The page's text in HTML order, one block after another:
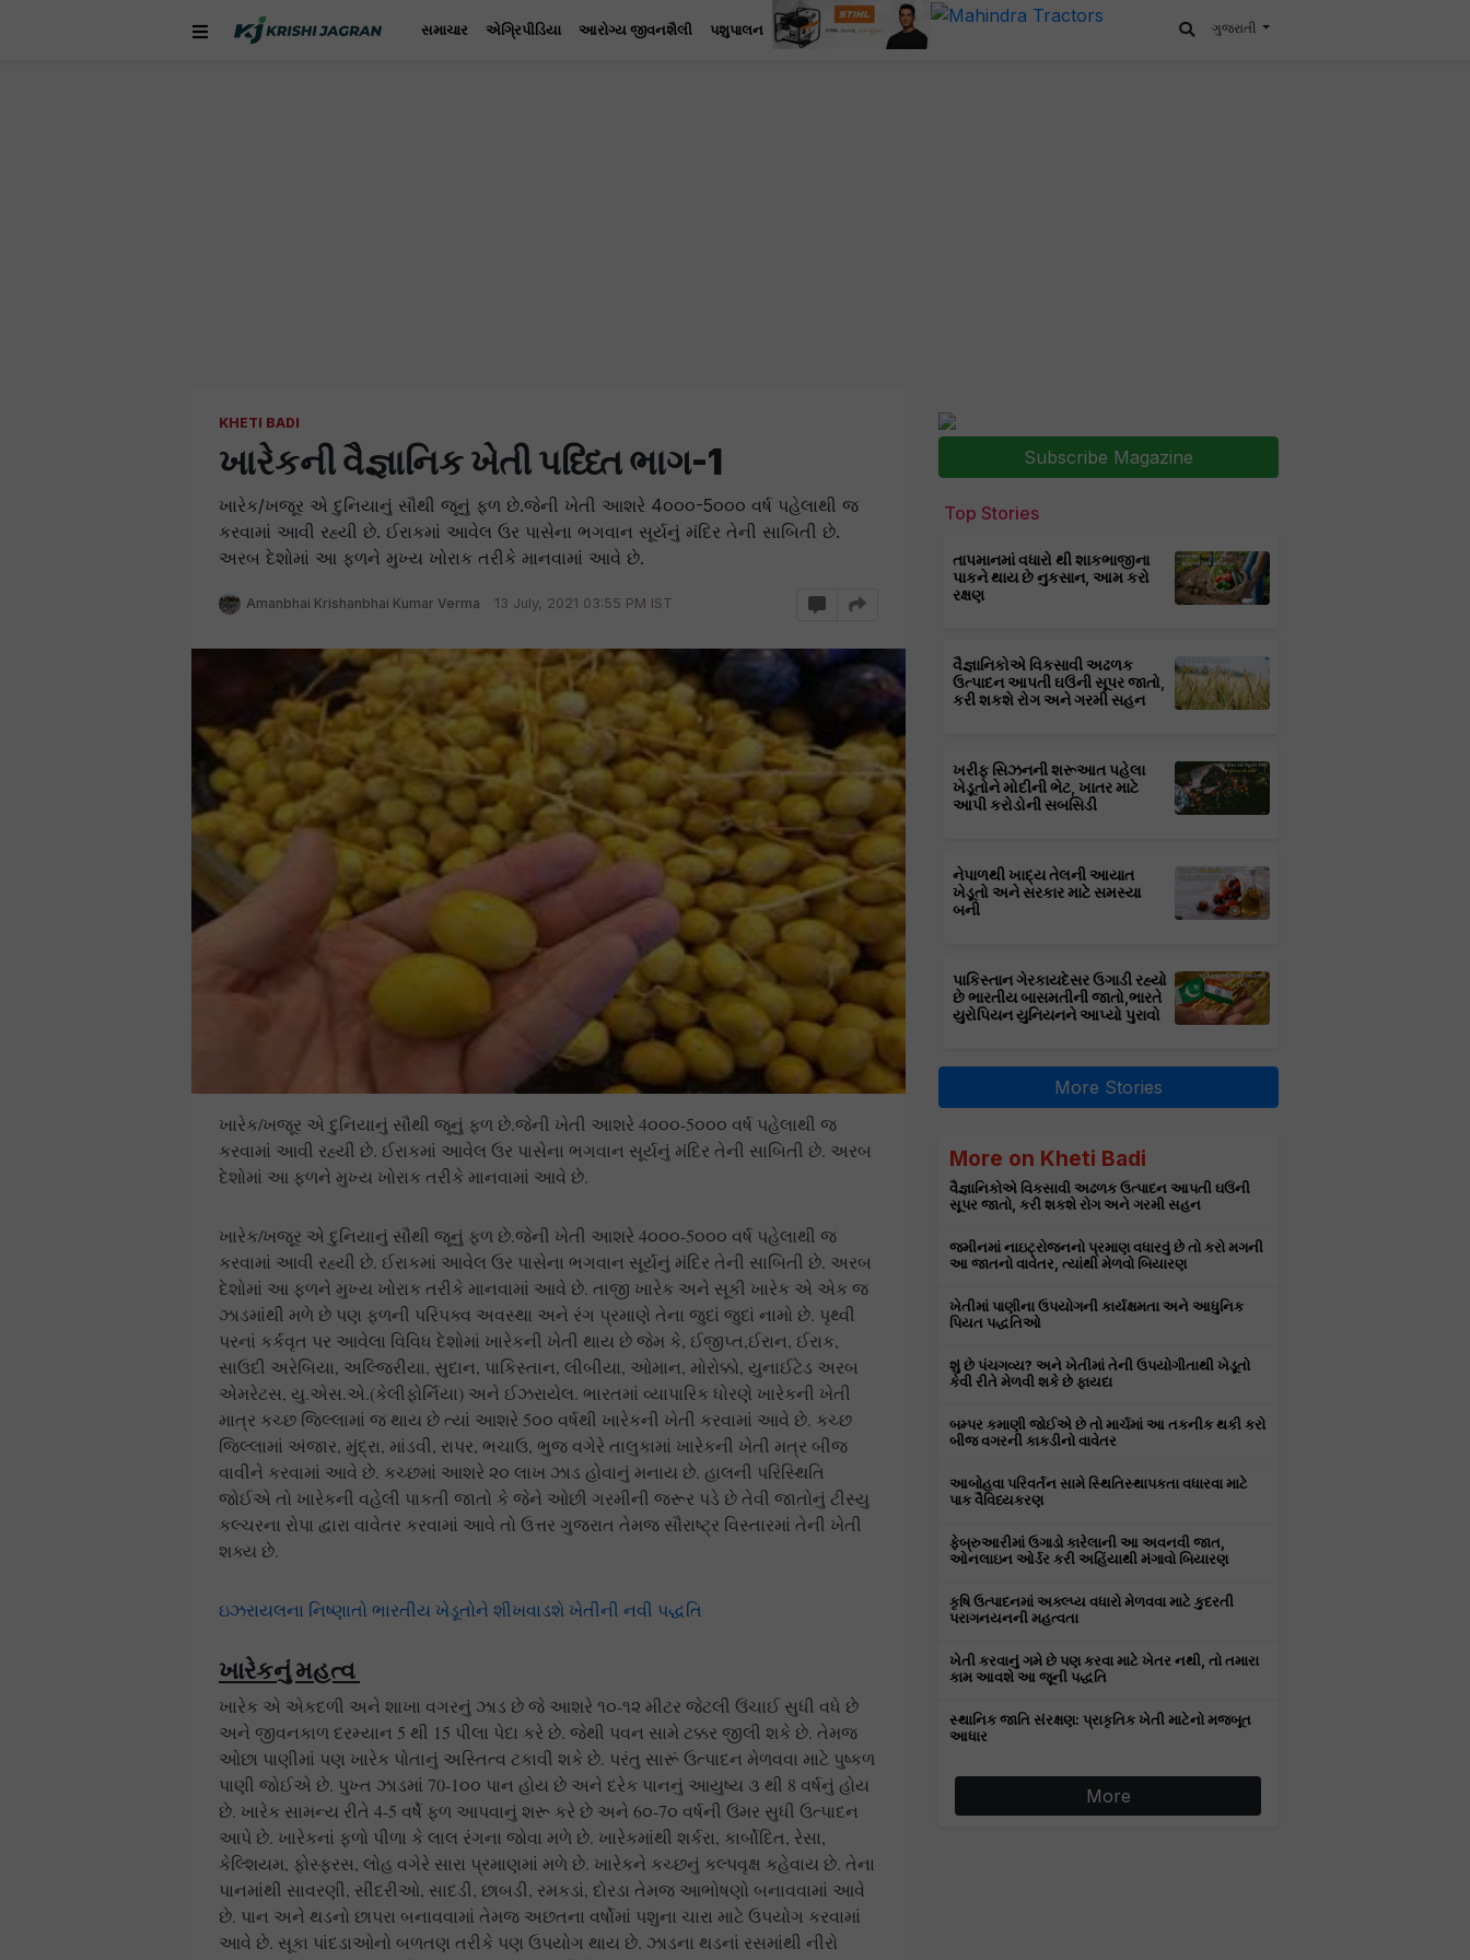
સમાચાર એગ્રિપીડિયા આરોગ્ય જીવનશૈલી પશુપાલન ગુજરાતી
KHETI BADI
ખારેકની વૈજ્ઞાનિક ખેતી પધ્ધ્તિ ભાગ-1
ખારેક/ખજૂર એ દુનિયાનું સૌથી જૂનું ફળ છે.જેની ખેતી આશરે 4૦૦૦-5૦૦૦ વર્ષ પહેલાથી જ
કરવામાં આવી રહ્યી છે. ઈરાકમાં આવેલ ઉર પાસેના ભગવાન સૂર્યનું મંદિર તેની સાબિતી છે.
અરબ દેશોમાં આ ફળને મુખ્ય ખોરાક તરીકે માનવામાં આવે છે.
Amanbhai Krishanbhai Kumar Verma 13 July, 2021 03:55 PM IST
ખારેક/ખજૂર એ દુનિયાનું સૌથી જૂનું ફળ છે.જેની ખેતી આશરે 4૦૦૦-5૦૦૦ વર્ષ પહેલાથી જ
કરવામાં આવી રહ્યી છે. ઈરાકમાં આવેલ ઉર પાસેના ભગવાન સૂર્યનું મંદિર તેની સાબિતી છે. અરબ
દેશોમાં આ ફળને મુખ્ય ખોરાક તરીકે માનવામાં આવે છે.
ખારેક/ખજૂર એ દુનિયાનું સૌથી જૂનું ફળ છે.જેની ખેતી આશરે 4૦૦૦-5૦૦૦ વર્ષ પહેલાથી જ
કરવામાં આવી રહ્યી છે. ઈરાકમાં આવેલ ઉર પાસેના ભગવાન સૂર્યનું મંદિર તેની સાબિતી છે. અરબ
દેશોમાં આ ફળને મુખ્ય ખોરાક તરીકે માનવામાં આવે છે. તાજી ખારેક અને સૂકી ખારેક એ એક જ
ઝાડમાંથી મળે છે પણ ફળની પરિપક્વ અવસ્થા અને રંગ પ્રમાણે તેના જુદાં જુદાં નામો છે. પૃથ્વી
પરનાં કર્કવૃત પર આવેલા વિવિધ દેશોમાં ખારેકની ખેતી થાય છે જેમ કે, ઈજીપ્ત,ઈરાન, ઈરાક,
સાઉદી અરેબિયા, અલ્જિરીયા, સુદાન, પાકિસ્તાન, લીબીયા, ઓમાન, મોરોક્કો, યુનાઈટેડ અરબ
એમરેટસ, યુ.એસ.એ.(કેલીફોર્નિયા) અને ઈઝરાયેલ. ભારતમાં વ્યાપારિક ધોરણે ખારેકની ખેતી
માત્ર કચ્છ જિલ્લામાં જ થાય છે ત્યાં આશરે 5૦૦ વર્ષથી ખારેકની ખેતી કરવામાં આવે છે. કચ્છ
જિલ્લામાં અંજાર, મુંદ્રા, માંડવી, રાપર, ભચાઉ, ભુજ વગેરે તાલુકામાં ખારેકની ખેતી મત્ર બીજ
વાવીને કરવામાં આવે છે. કચ્છમાં આશરે ૨૦ લાખ ઝાડ હોવાનું મનાય છે. હાલની પરિસ્થિતિ
જોઈએ તો ખારેકની વહેલી પાકતી જાતો કે જેને ઓછી ગરમીની જરૂર પડે છે તેવી જાતોનું ટીસ્યુ
કલ્ચરના રોપા દ્વારા વાવેતર કરવામાં આવે તો ઉત્તર ગુજરાત તેમજ સૌરાષ્ટ્ર વિસ્તારમાં તેની ખેતી
શક્ય છે.
ઇઝરાયલના નિષ્ણાતો ભારતીય ખેડૂતોને શીખવાડશે ખેતીની નવી પદ્ધતિ
ખારેકનું મહત્વ
ખારેક એ એકદળી અને શાખા વગરનું ઝાડ છે જે આશરે ૧૦-૧૨ મીટર જેટલી ઉંચાઈ સુધી વધે છે
અને જીવનકાળ દરમ્યાન 5 થી 15 પીલા પેદા કરે છે. જેથી પવન સામે ટક્કર જીલી શકે છે. તેમજ
ઓછા પાણીમાં પણ ખારેક પોતાનું અસ્તિત્વ ટકાવી શકે છે. પરંતુ સારૂં ઉત્પાદન મેળવવા માટે પુષ્કળ
પાણી જોઈએ છે. પુખ્ત ઝાડમાં 70-1૦૦ પાન હોય છે અને દરેક પાનનું આયુષ્ય ૩ થી 8 વર્ષનું હોય
છે. ખારેક સામન્ય રીતે 4-5 વર્ષે ફળ આપવાનું શરૂ કરે છે અને 6૦-7૦ વર્ષની ઉંમર સુધી ઉત્પાદન
આપે છે. ખારેકનાં ફળો પીળા કે લાલ રંગના જોવા મળે છે. ખારેકમાંથી શર્કરા, કાર્બોદિત, રેસા,
કેલ્શિયમ, ફોસ્ફરસ, લોહ વગેરે સારા પ્રમાણમાં મળે છે. ખારેકને કચ્છનું કલ્પવૃક્ષ કહેવાય છે. તેના
પાનમાંથી સાવરણી, સીંદરીઓ, સાદડી, છાબડી, રમકડાં, દોરડા તેમજ આભોષણો બનાવવામાં આવે
છે. પાન અને થડનો છાપરા બનાવવામાં તેમજ અછતના વર્ષોમાં પશુના ચારા માટે ઉપયોગ કરવામાં
આવે છે. સૂકા પાંદડાઓનો બળતણ તરીકે પણ ઉપયોગ થાય છે. ઝાડના થડનાં રસમાંથી નીરો
Subscribe Magazine
Top Stories
તાપમાનમાં વધારો થી શાકભાજીના
પાકને થાય છે નુકસાન, આમ કરો
રક્ષણ
વૈજ્ઞાનિકોએ વિકસાવી અઢળક
ઉત્પાદન આપતી ઘઉંની સૂપર જાતો,
કરી શકશે રોગ અને ગરમી સહન
ખરીફ સિઝનની શરૂઆત પહેલા
ખેડૂતોને મોદીની ભેટ, ખાતર માટે
આપી કરોડોની સબસિડી
નેપાળથી ખાદ્ય તેલની આયાત
ખેડૂતો અને સરકાર માટે સમસ્યા
બની
પાકિસ્તાન ગેરકાયદેસર ઉગાડી રહ્યો
છે ભારતીય બાસમતીની જાતો,ભારતે
યુરોપિયન યુનિયનને આપ્યો પુરાવો
More Stories
More on Kheti Badi
વૈજ્ઞાનિકોએ વિકસાવી અઢળક ઉત્પાદન આપતી ઘઉંની
સૂપર જાતો, કરી શકશે રોગ અને ગરમી સહન
જમીનમાં નાઇટ્રોજનનો પ્રમાણ વધારવું છે તો કરો મગની
આ જાતનો વાવેતર, ત્યાંથી મેળવો બિયારણ
ખેતીમાં પાણીના ઉપયોગની કાર્યક્ષમતા અને આધુનિક
પિયત પદ્ધતિઓ
શું છે પંચગવ્ય? અને ખેતીમાં તેની ઉપયોગીતાથી ખેડૂતો
કેવી રીતે મેળવી શકે છે ફાયદા
બમ્પર કમાણી જોઈએ છે તો માર્ચમાં આ તકનીક થકી કરો
બીજ વગરની કાકડીનો વાવેતર
આબોહવા પરિવર્તન સામે સ્થિતિસ્થાપકતા વધારવા માટે
પાક વૈવિધ્યકરણ
ફેબ્રુઆરીમાં ઉગાડો કારેલાની આ અવનવી જાત,
ઓનલાઇન ઓર્ડર કરી અહિંયાથી મંગાવો બિયારણ
કૃષિ ઉત્પાદનમાં અક્લ્પ્ય વધારો મેળવવા માટે કુદરતી
પરાગનયનની મહત્વતા
ખેતી કરવાનું ગમે છે પણ કરવા માટે ખેતર નથી, તો તમારા
કામ આવશે આ જૂની પદ્ધતિ
સ્થાનિક જાતિ સંરક્ષણ: પ્રાકૃતિક ખેતી માટેનો મજબૂત
આધાર
More